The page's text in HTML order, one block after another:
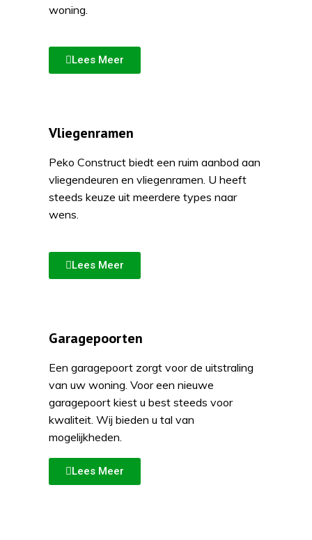
woning.
Lees Meer
Vliegenramen
Peko Construct biedt een ruim aanbod aan
vliegendeuren en vliegenramen. U heeft
steeds keuze uit meerdere types naar
wens.
Lees Meer
Garagepoorten
Een garagepoort zorgt voor de uitstraling
van uw woning. Voor een nieuwe
garagepoort kiest u best steeds voor
kwaliteit. Wij bieden u tal van
mogelijkheden.
Lees Meer